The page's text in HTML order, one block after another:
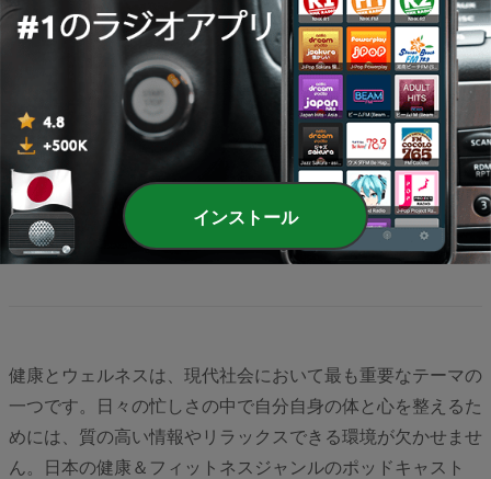
10 7月 2026 120 min
All in the Mind
BBC Radio 4 - エピソード 307
08 7月 2026
ページ2/3
2 3
健康とウェルネスは、現代社会において最も重要なテーマの
一つです。日々の忙しさの中で自分自身の体と心を整えるた
めには、質の高い情報やリラックスできる環境が欠かせませ
ん。日本の健康＆フィットネスジャンルのポッドキャスト
インストール